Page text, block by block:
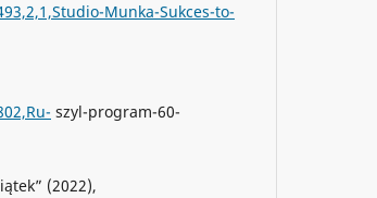
Munka-Sukces-to-
szyl-program-60-
(2022),